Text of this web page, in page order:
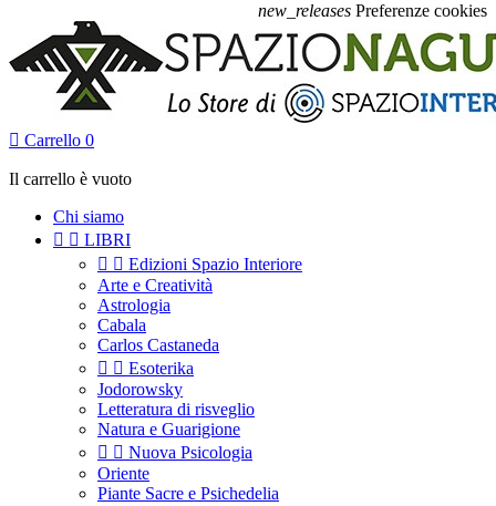
new_releases Preferenze cookies
 Carrello 0
Il carrello è vuoto
Chi siamo
  LIBRI
  Edizioni Spazio Interiore
Arte e Creatività
Astrologia
Cabala
Carlos Castaneda
  Esoterika
Jodorowsky
Letteratura di risveglio
Natura e Guarigione
  Nuova Psicologia
Oriente
Piante Sacre e Psichedelia